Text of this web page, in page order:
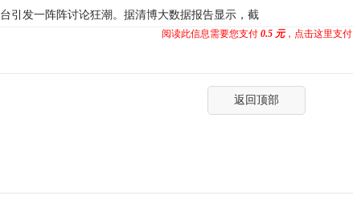
台引发一阵阵讨论狂潮。据清博大数据报告显示，截
阅读此信息需要您支付 0.5 元，点击这里支付
返回顶部